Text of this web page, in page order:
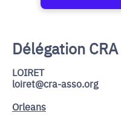
Délégation CRA
LOIRET
loiret@cra-asso.org
Orleans